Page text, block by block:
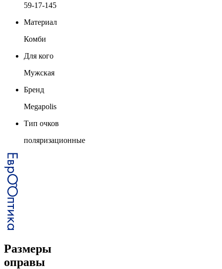
59-17-145
Материал
Комби
Для кого
Мужская
Бренд
Megapolis
Тип очков
поляризационные
Размеры
оправы